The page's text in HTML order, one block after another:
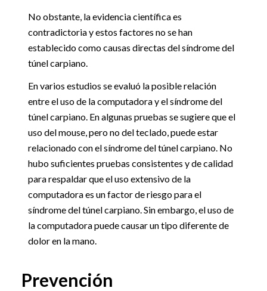
No obstante, la evidencia científica es
contradictoria y estos factores no se han
establecido como causas directas del síndrome del
túnel carpiano.
En varios estudios se evaluó la posible relación
entre el uso de la computadora y el síndrome del
túnel carpiano. En algunas pruebas se sugiere que el
uso del mouse, pero no del teclado, puede estar
relacionado con el síndrome del túnel carpiano. No
hubo suficientes pruebas consistentes y de calidad
para respaldar que el uso extensivo de la
computadora es un factor de riesgo para el
síndrome del túnel carpiano. Sin embargo, el uso de
la computadora puede causar un tipo diferente de
dolor en la mano.
Prevención